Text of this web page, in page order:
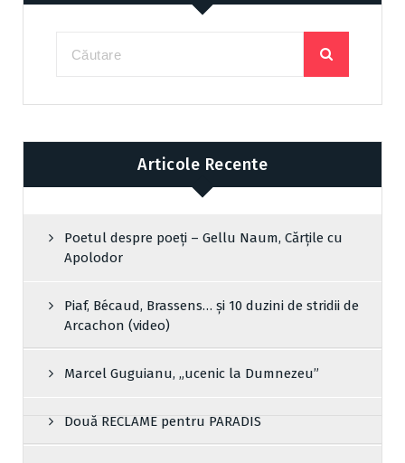
Articole Recente
Poetul despre poeți – Gellu Naum, Cărțile cu
Apolodor
Piaf, Bécaud, Brassens… și 10 duzini de stridii de
Arcachon (video)
Marcel Guguianu, „ucenic la Dumnezeu”
Două RECLAME pentru PARADIS